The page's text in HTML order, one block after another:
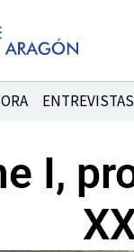
ENTREVISTAS
I,